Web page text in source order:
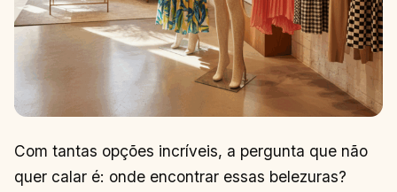
Com tantas opções incríveis, a pergunta que não
quer calar é: onde encontrar essas belezuras?